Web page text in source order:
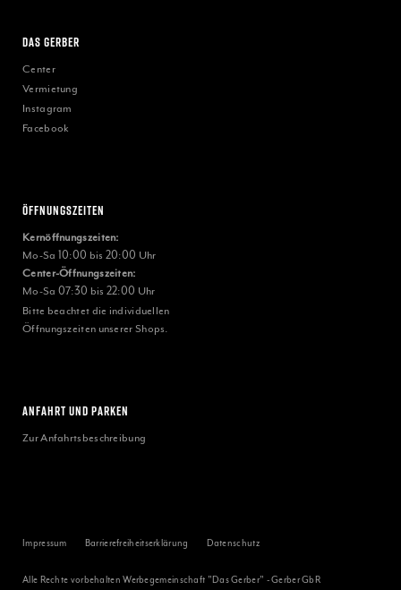
Das Gerber
Center
Vermietung
Instagram
Facebook
Öffnungszeiten
Kernöffnungszeiten:
Mo-Sa 10:00 bis 20:00 Uhr
Center-Öffnungszeiten:
Mo-Sa 07:30 bis 22:00 Uhr
Bitte beachtet die individuellen
Öffnungszeiten unserer Shops.
ANFAHRT UND PARKEN
Zur Anfahrtsbeschreibung
Impressum Barrierefreiheitserklärung Datenschutz
Alle Rechte vorbehalten Werbegemeinschaft "Das Gerber" - Gerber GbR